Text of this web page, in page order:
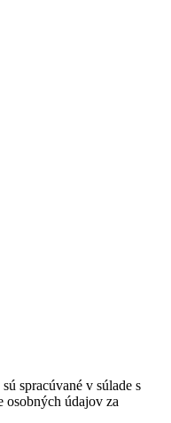
spracúvané v súlade s
osobných údajov za